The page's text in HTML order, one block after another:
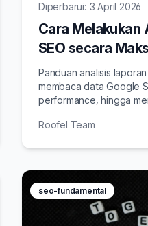
Diperbarui: 3 April 2026
Cara Melakukan
SEO secara
Panduan analisis
membaca data Google
performance, hingga
Roofel Team
seo-fundamental